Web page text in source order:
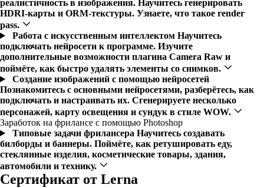
реалистичность в изображения. Научитесь генерировать
HDRI-карты и ORM-текстуры. Узнаете, что такое render
pass.
Работа с искусственным интеллектом Научитесь
подключать нейросети к программе. Изучите
дополнительные возможности плагина Camera Raw и
поймёте, как быстро удалять элементы со снимков.
Создание изображений с помощью нейросетей
Познакомитесь с основными нейросетями, разберётесь, как
подключать и настраивать их. Сгенерируете несколько
персонажей, карту освещения и сундук в стиле WOW.
Заработок на фрилансе с помощью Photoshop
Типовые задачи фрилансера Научитесь создавать
билборды и баннеры. Поймёте, как ретушировать еду,
стеклянные изделия, косметические товары, здания,
автомобили и технику.
Сертификат от Lerna